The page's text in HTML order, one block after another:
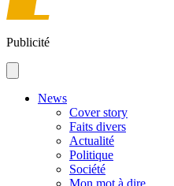
Publicité
News
Cover story
Faits divers
Actualité
Politique
Société
Mon mot à dire